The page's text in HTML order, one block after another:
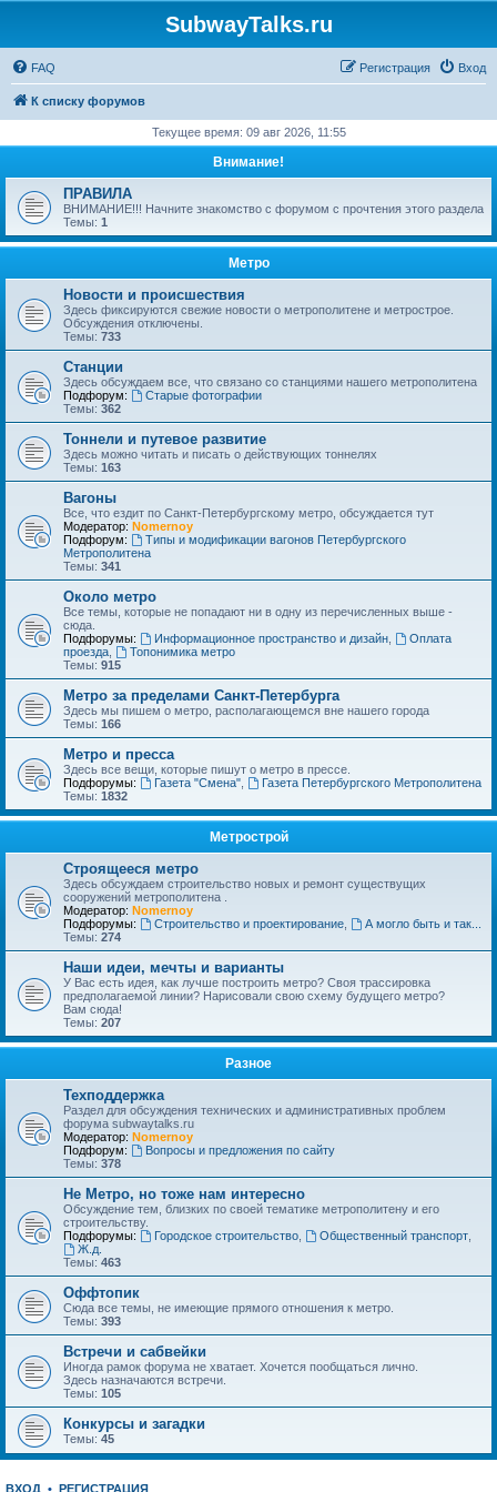
SubwayTalks.ru
FAQ Вход
Регистрация
К списку форумов
Текущее время: 09 авг 2026, 11:55
Внимание!
ПРАВИЛА
ВНИМАНИЕ!!! Начните знакомство с форумом с прочтения этого раздела
Темы: 1
Метро
Новости и происшествия
Здесь фиксируются свежие новости о метрополитене и метрострое.
Обсуждения отключены.
Темы: 733
Станции
Здесь обсуждаем все, что связано со станциями нашего метрополитена
Подфорум:
Старые фотографии
Темы: 362
Тоннели и путевое развитие
Здесь можно читать и писать о действующих тоннелях
Темы: 163
Вагоны
Все, что ездит по Санкт-Петербургскому метро, обсуждается тут
Модератор: Nomernoy
Подфорум:
Типы и модификации вагонов Петербургского
Метрополитена
Темы: 341
Около метро
Все темы, которые не попадают ни в одну из перечисленных выше -
сюда.
Подфорумы:
Информационное пространство и дизайн,
Оплата
проезда
Топонимика метро
Темы: 915
Метро за пределами Санкт-Петербурга
Здесь мы пишем о метро, располагающемся вне нашего города
Темы: 166
Метро и пресса
Здесь все вещи, которые пишут о метро в прессе.
Подфорумы:
Газета "Смена",
Газета Петербургского Метрополитена
Темы: 1832
Метрострой
Строящееся метро
Здесь обсуждаем строительство новых и ремонт существущих
сооружений метрополитена .
Модератор: Nomernoy
Подфорумы:
Строительство и проектирование,
А могло быть и так...
Темы: 274
Наши идеи, мечты и варианты
У Вас есть идея, как лучше построить метро? Своя трассировка
предполагаемой линии? Нарисовали свою схему будущего метро?
Вам сюда!
Темы: 207
Разное
Техподдержка
Раздел для обсуждения технических и административных проблем
форума subwaytalks.ru
Модератор: Nomernoy
Подфорум:
Вопросы и предложения по сайту
Темы: 378
Не Метро, но тоже нам интересно
Обсуждение тем, близких по своей тематике метрополитену и его
строительству.
Подфорумы:
Городское строительство, Общественный транспорт,
Ж.д.
Темы: 463
Оффтопик
Сюда все темы, не имеющие прямого отношения к метро.
Темы: 393
Встречи и сабвейки
Иногда рамок форума не хватает. Хочется пообщаться лично.
Здесь назначаются встречи.
Темы: 105
Конкурсы и загадки
Темы: 45
ВХОД • РЕГИСТРАЦИЯ